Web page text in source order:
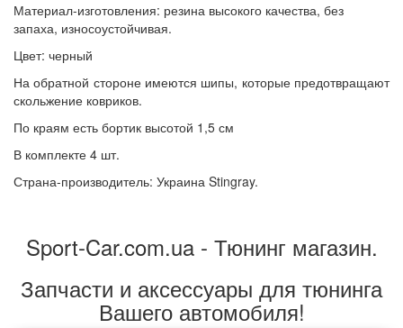
Материал-изготовления: резина высокого качества, без
запаха, износоустойчивая.
Цвет: черный
На обратной стороне имеются шипы, которые предотвращают
скольжение ковриков.
По краям есть бортик высотой 1,5 см
В комплекте 4 шт.
Страна-производитель: Украина Stingray.
Sport-Car.com.ua - Тюнинг магазин.
Запчасти и аксессуары для тюнинга
Вашего автомобиля!